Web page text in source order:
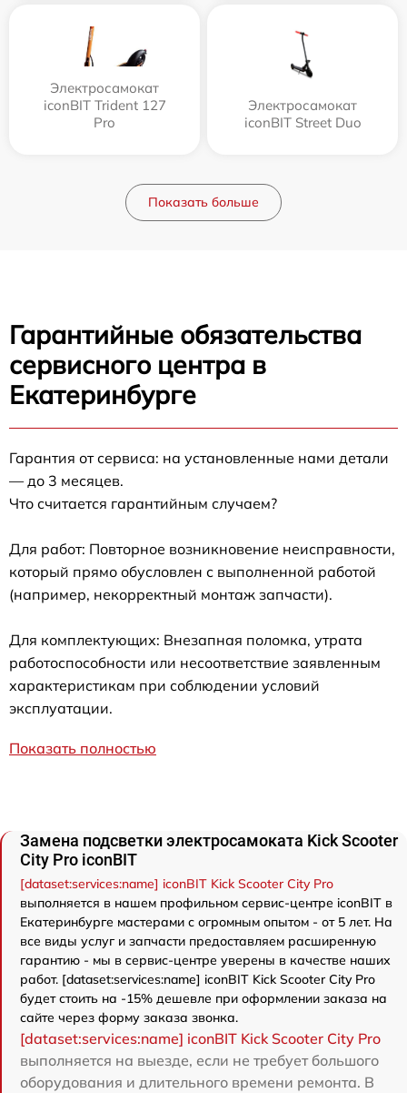
Электросамокат
iconBIT Trident 127
Pro
Электросамокат
iconBIT Street Duo
Показать больше
Гарантийные обязательства
сервисного центра в
Екатеринбурге
Гарантия от сервиса: на установленные нами детали
— до 3 месяцев.
Что считается гарантийным случаем?
Для работ: Повторное возникновение неисправности,
который прямо обусловлен с выполненной работой
(например, некорректный монтаж запчасти).
Для комплектующих: Внезапная поломка, утрата
работоспособности или несоответствие заявленным
характеристикам при соблюдении условий
эксплуатации.
Показать полностью
Замена подсветки электросамоката Kick Scooter
City Pro iconBIT
[dataset:services:name] iconBIT Kick Scooter City Pro
выполняется в нашем профильном сервис-центре iconBIT в
Екатеринбурге мастерами с огромным опытом - от 5 лет. На
все виды услуг и запчасти предоставляем расширенную
гарантию - мы в сервис-центре уверены в качестве наших
работ. [dataset:services:name] iconBIT Kick Scooter City Pro
будет стоить на -15% дешевле при оформлении заказа на
сайте через форму заказа звонка.
[dataset:services:name] iconBIT Kick Scooter City Pro
выполняется на выезде, если не требует большого
оборудования и длительного времени ремонта. В